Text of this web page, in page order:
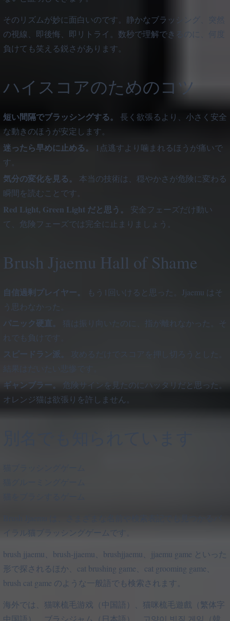
そのリズムが妙に面白いのです。静かなブラッシング、突然
の視線、即後悔、即リトライ。数秒で理解できるのに、何度
負けても笑える鋭さがあります。
ハイスコアのためのコツ
短い間隔でブラッシングする。
長く欲張るより、小さく安全
な動きのほうが安定します。
迷ったら早めに止める。
1点逃すより噛まれるほうが痛いで
す。
気分の変化を見る。
本当の技術は、穏やかさが危険に変わる
瞬間を読むことです。
Red Light, Green Light だと思う。
安全フェーズだけ動い
て、危険フェーズでは完全に止まりましょう。
Brush Jjaemu Hall of Shame
自信過剰プレイヤー。
もう1回いけると思った。Jjaemu はそ
う思わなかった。
パニック硬直。
猫は振り向いたのに、指が離れなかった。そ
れでも負けです。
スピードラン派。
攻めるだけでスコアを押し切ろうとした。
結果はだいたい悲惨です。
ギャンブラー。
危険サインを見たのにハッタリだと思った。
オレンジ猫は欲張りを許しません。
イラル猫ブラッシングゲームです。
brush jjaemu、brush-jjaemu、brushjjaemu、jjaemu game といった
形で探されるほか、cat brushing game、cat grooming game、
brush cat game のような一般語でも検索されます。
海外では、猫咪梳毛游戏（中国語）、猫咪梳毛遊戲（繁体字
中国語）、ブラシジャム（日本語）、고양이 빗질 게임（韓